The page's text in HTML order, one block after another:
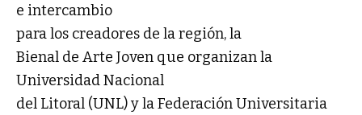
e intercambio
para los creadores de la región, la
Bienal de Arte Joven que organizan la
Universidad Nacional
del Litoral (UNL) y la Federación Universitaria